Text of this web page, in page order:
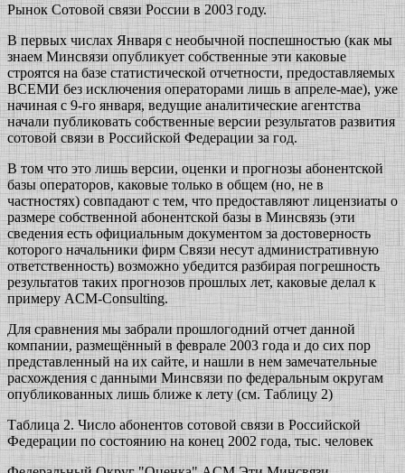
Рынок Сотовой связи России в 2003 году.
В первых числах Января с необычной поспешностью (как мы
знаем Минсвязи опубликует собственные эти каковые
строятся на базе статистической отчетности, предоставляемых
ВСЕМИ без исключения операторами лишь в апреле-мае), уже
начиная с 9-го января, ведущие аналитические агентства
начали публиковать собственные версии результатов развития
сотовой связи в Российской Федерации за год.
В том что это лишь версии, оценки и прогнозы абонентской
базы операторов, каковые только в общем (но, не в
частностях) совпадают с тем, что предоставляют лицензиаты о
размере собственной абонентской базы в Минсвязь (эти
сведения есть официальным документом за достоверность
которого начальники фирм Связи несут административную
ответственность) возможно убедится разбирая погрешность
результатов таких прогнозов прошлых лет, каковые делал к
примеру ACM-Consulting.
Для сравнения мы забрали прошлогодний отчет данной
компании, размещённый в феврале 2003 года и до сих пор
представленный на их сайте, и нашли в нем замечательные
расхождения с данными Минсвязи по федеральным округам
опубликованных лишь ближе к лету (см. Таблицу 2)
Таблица 2. Число абонентов сотовой связи в Российской
Федерации по состоянию на конец 2002 года, тыс. человек